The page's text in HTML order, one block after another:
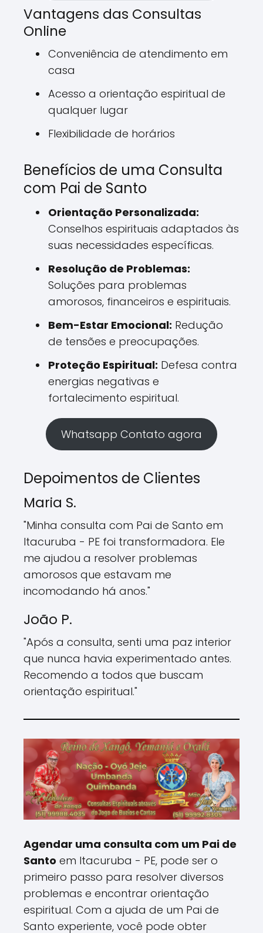
Vantagens das Consultas
Online
Conveniência de atendimento em
casa
Acesso a orientação espiritual de
qualquer lugar
Flexibilidade de horários
Benefícios de uma Consulta
com Pai de Santo
Orientação Personalizada:
Conselhos espirituais adaptados às
suas necessidades específicas.
Resolução de Problemas:
Soluções para problemas
amorosos, financeiros e espirituais.
Bem-Estar Emocional: Redução
de tensões e preocupações.
Proteção Espiritual: Defesa contra
energias negativas e
fortalecimento espiritual.
Whatsapp Contato agora
Depoimentos de Clientes
Maria S.
"Minha consulta com Pai de Santo em
Itacuruba - PE foi transformadora. Ele
me ajudou a resolver problemas
amorosos que estavam me
incomodando há anos."
João P.
"Após a consulta, senti uma paz interior
que nunca havia experimentado antes.
Recomendo a todos que buscam
orientação espiritual."
Agendar uma consulta com um Pai de
Santo em Itacuruba - PE, pode ser o
primeiro passo para resolver diversos
problemas e encontrar orientação
espiritual. Com a ajuda de um Pai de
Santo experiente, você pode obter